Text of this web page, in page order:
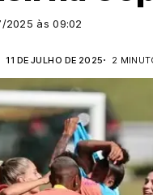
2025 às 09:02
11 DE JULHO DE 2025 2